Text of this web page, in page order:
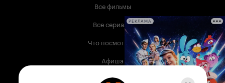
Все фильмы
Все сериалы
Что посмотреть
Афиша
Музыка
РЕКЛАМА